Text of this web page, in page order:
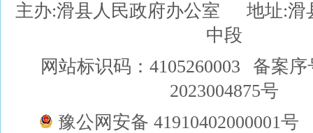
主办:滑县人民政府办公室
地址:滑
中段
网站标识码：4105260003
备案序
2023004875号
豫公网安备 41910402000001号